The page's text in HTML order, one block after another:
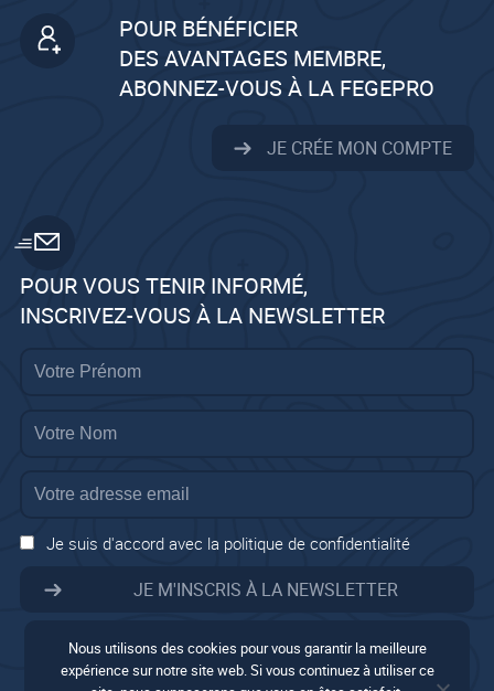
POUR BÉNÉFICIER
DES AVANTAGES MEMBRE,
ABONNEZ-VOUS À LA FEGEPRO
JE CRÉE MON COMPTE
POUR VOUS TENIR INFORMÉ,
INSCRIVEZ-VOUS À LA NEWSLETTER
Je suis d'accord avec la politique de confidentialité
Nous utilisons des cookies pour vous garantir la meilleure
expérience sur notre site web. Si vous continuez à utiliser ce